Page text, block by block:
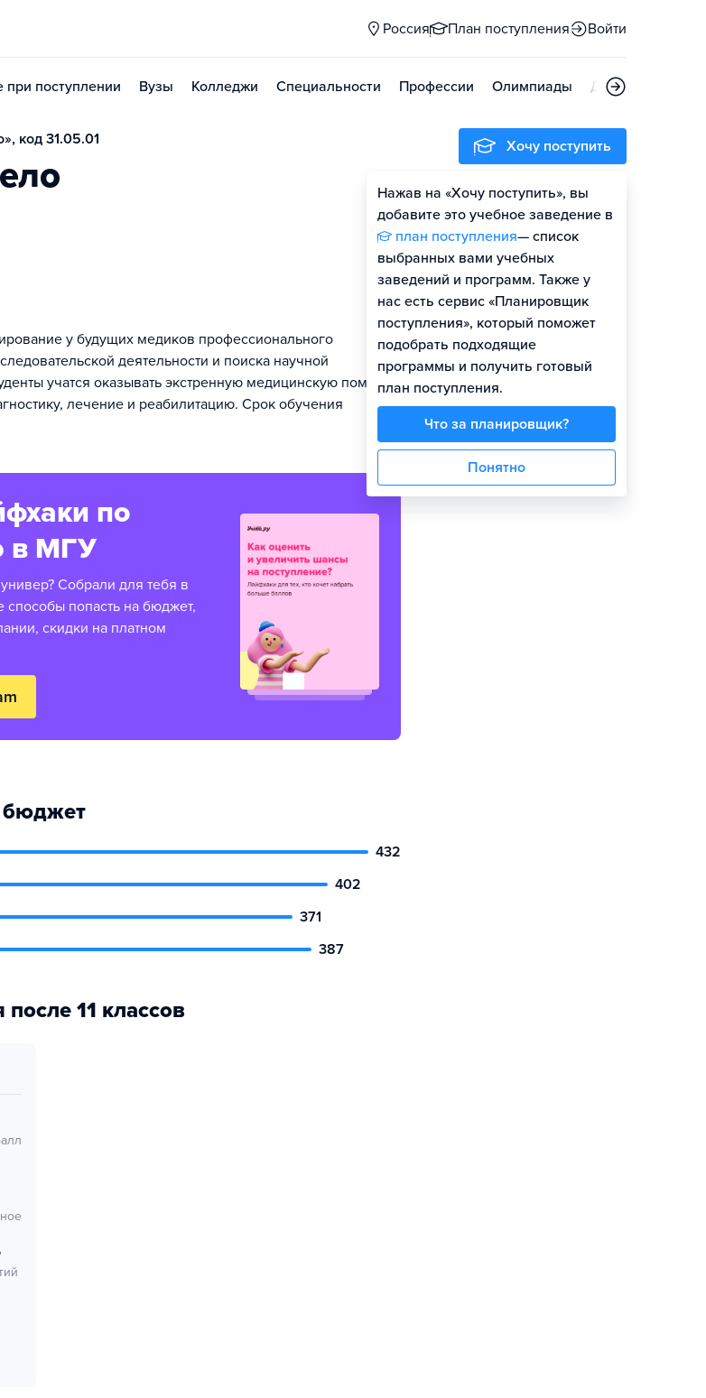
Россия План поступления Войти
поступлении Вузы Колледжи Специальности Профессии Олимпиады Дни открытых
код 31.05.01
у будущих медиков профессионального
деятельности и поиска научной
учатся оказывать экстренную медицинскую помощь,
лечение и реабилитацию. Срок обучения
по
в МГУ
Собрали для тебя в
попасть на бюджет,
скидки на платном
бюджет
432
402
371
387
11 классов
Хочу поступить
Нажав на «Хочу поступить», вы
добавите это учебное заведение в
план поступления— список
выбранных вами учебных
заведений и программ. Также у
нас есть сервис «Планировщик
поступления», который поможет
подобрать подходящие
программы и получить готовый
план поступления.
Что за планировщик?
Понятно
Оценить шансы